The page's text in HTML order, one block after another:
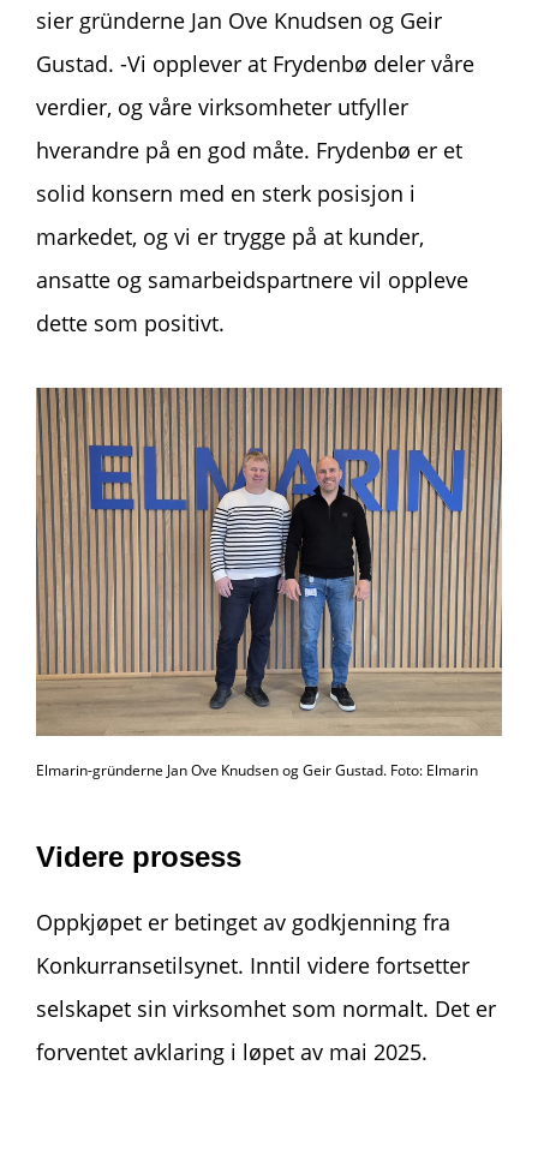
sier gründerne Jan Ove Knudsen og Geir
Gustad. -Vi opplever at Frydenbø deler våre
verdier, og våre virksomheter utfyller
hverandre på en god måte. Frydenbø er et
solid konsern med en sterk posisjon i
markedet, og vi er trygge på at kunder,
ansatte og samarbeidspartnere vil oppleve
dette som positivt.
Elmarin-gründerne Jan Ove Knudsen og Geir Gustad. Foto: Elmarin
Videre prosess
Oppkjøpet er betinget av godkjenning fra
Konkurransetilsynet. Inntil videre fortsetter
selskapet sin virksomhet som normalt. Det er
forventet avklaring i løpet av mai 2025.